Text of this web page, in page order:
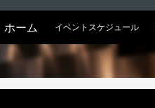
ホーム イベントスケジュール